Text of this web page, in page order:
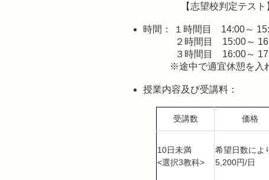
【志望校判定テス
時間： １時間目 14:00～
２時間目 15:00～
３時間目 16:00～
※途中で適宜休憩を入
授業内容及び受講料：
受講数 価格
10日未満
<選択3教科>
希望日数によ
5,200円/日